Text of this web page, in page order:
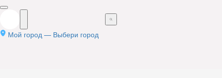
Мой город — Выбери город